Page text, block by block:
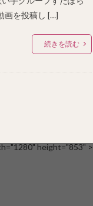
画を投稿し […]
続きを読む
height="853" >